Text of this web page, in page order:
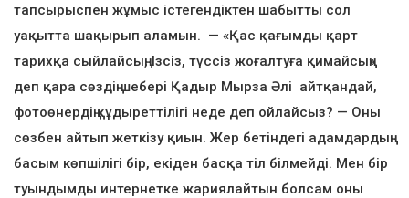
тапсырыспен жұмыс істегендіктен шабытты сол
уақытта шақырып аламын. — «Қас қағымды қарт
тарихқа сыйлайсың, Ізсіз, түссіз жоғалтуға қимайсың»
деп қара сөздің шебері Қадыр Мырза Әлі айтқандай,
фотоөнердің құдыреттілігі неде деп ойлайсыз? — Оны
сөзбен айтып жеткізу қиын. Жер бетіндегі адамдардың
басым көпшілігі бір, екіден басқа тіл білмейді. Мен бір
туындымды интернетке жариялайтын болсам оны